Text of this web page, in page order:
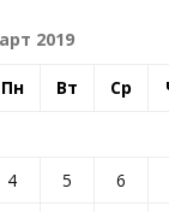
2019
Пн Вт Ср
4
5 6